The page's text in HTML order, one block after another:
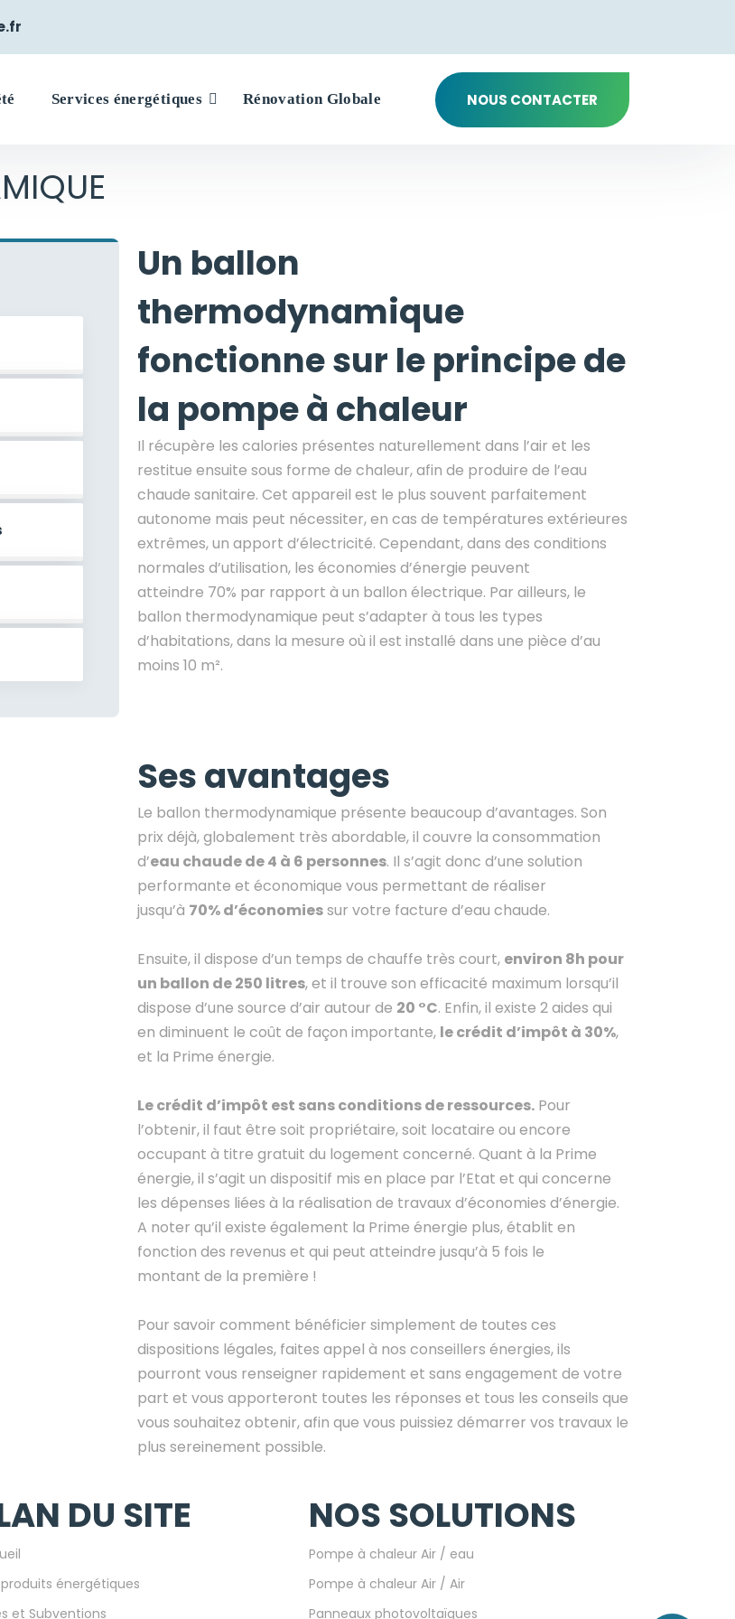
Services énergétiques Rénovation Globale NOUS CONTACTER
Un ballon
thermodynamique
fonctionne sur le principe de
la pompe à chaleur
Il récupère les calories présentes naturellement dans l’air et les
restitue ensuite sous forme de chaleur, afin de produire de l’eau
chaude sanitaire. Cet appareil est le plus souvent parfaitement
autonome mais peut nécessiter, en cas de températures extérieures
extrêmes, un apport d’électricité. Cependant, dans des conditions
normales d’utilisation, les économies d’énergie peuvent
atteindre 70% par rapport à un ballon électrique. Par ailleurs, le
ballon thermodynamique peut s’adapter à tous les types
d’habitations, dans la mesure où il est installé dans une pièce d’au
moins 10 m².
Ses avantages
Le ballon thermodynamique présente beaucoup d’avantages. Son
prix déjà, globalement très abordable, il couvre la consommation
d’eau chaude de 4 à 6 personnes. Il s’agit donc d’une solution
performante et économique vous permettant de réaliser
jusqu’à 70% d’économiessur votre facture d’eau chaude.
Ensuite, il dispose d’un temps de chauffe très court, environ 8h pour
un ballon de 250 litres, et il trouve son efficacité maximum lorsqu’il
dispose d’une source d’air autour de 20 °C. Enfin, il existe 2 aides qui
en diminuent le coût de façon importante, le crédit d’impôt à 30%,
et la Prime énergie.
Le crédit d’impôt est sans conditions de ressources. Pour
l’obtenir, il faut être soit propriétaire, soit locataire ou encore
occupant à titre gratuit du logement concerné. Quant à la Prime
énergie, il s’agit un dispositif mis en place par l’Etat et qui concerne
les dépenses liées à la réalisation de travaux d’économies d’énergie.
A noter qu’il existe également la Prime énergie plus, établit en
fonction des revenus et qui peut atteindre jusqu’à 5 fois le
montant de la première !
Pour savoir comment bénéficier simplement de toutes ces
dispositions légales, faites appel à nos conseillers énergies, ils
pourront vous renseigner rapidement et sans engagement de votre
part et vous apporteront toutes les réponses et tous les conseils que
vous souhaitez obtenir, afin que vous puissiez démarrer vos travaux le
plus sereinement possible.
DU SITE
produits énergétiques
et Subventions
NOS SOLUTIONS
Pompe à chaleur Air / eau
Pompe à chaleur Air / Air
Panneaux photovoltaïques